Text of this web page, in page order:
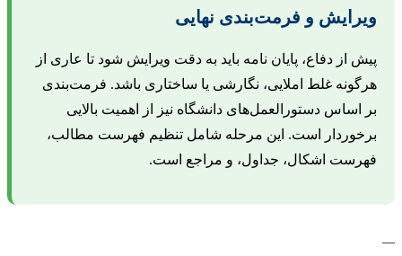
و فرمت‌بندی نهایی
از دفاع، پایان نامه باید به دقت ویرایش شود تا عاری از
غلط املایی، نگارشی یا ساختاری باشد. فرمت‌بندی
اساس دستورالعمل‌های دانشگاه نیز از اهمیت بالایی
است. این مرحله شامل تنظیم فهرست مطالب،
اشکال، جداول، و مراجع است.